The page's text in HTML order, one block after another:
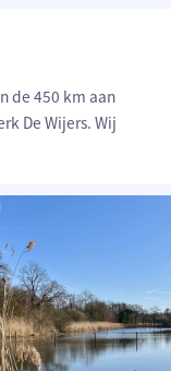
de 450 km aan
De Wijers. Wij